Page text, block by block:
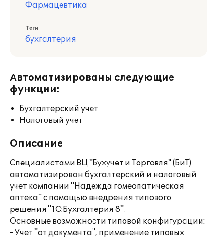
Фармацевтика
Теги
бухгалтерия
Автоматизированы следующие
функции:
Бухгалтерский учет
Налоговый учет
Описание
Специалистами ВЦ "Бухучет и Торговля" (БиТ)
автоматизирован бухгалтерский и налоговый
учет компании "Надежда гомеопатическая
аптека" с помощью внедрения типового
решения "1С:Бухгалтерия 8".
Основные возможности типовой конфигурации:
- Учет "от документа", применение типовых